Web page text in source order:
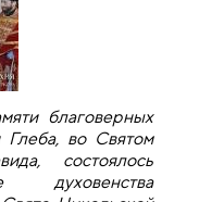
благоверных
Глеба, во Святом
состоялось
духовенства